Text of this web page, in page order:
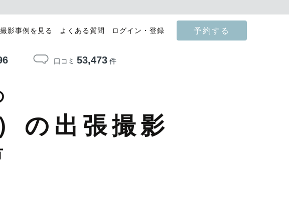
撮影事例を見る よくある質問 ログイン・登録 予約する
口コミ 53,473件
の出張撮影